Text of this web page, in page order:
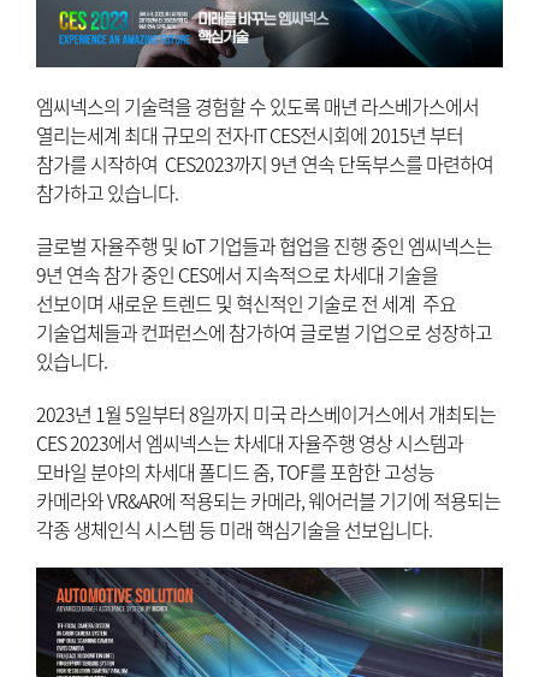
엠씨넥스의 기술력을 경험할 수 있도록 매년 라스베가스에서
열리는세계 최대 규모의 전자·IT CES전시회에 2015년 부터
참가를 시작하여 CES2023까지 9년 연속 단독부스를 마련하여
참가하고 있습니다.
글로벌 자율주행 및 IoT 기업들과 협업을 진행 중인 엠씨넥스는
9년 연속 참가 중인 CES에서 지속적으로 차세대 기술을
선보이며 새로운 트렌드 및 혁신적인 기술로 전 세계 주요
기술업체들과 컨퍼런스에 참가하여 글로벌 기업으로 성장하고
있습니다.
2023년 1월 5일부터 8일까지 미국 라스베이거스에서 개최되는
CES 2023에서 엠씨넥스는 차세대 자율주행 영상 시스템과
모바일 분야의 차세대 폴디드 줌, TOF를 포함한 고성능
카메라와 VR&AR에 적용되는 카메라, 웨어러블 기기에 적용되는
각종 생체인식 시스템 등 미래 핵심기술을 선보입니다.